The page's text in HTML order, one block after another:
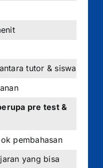
tutor & siswa
pre test &
pembahasan
yang bisa